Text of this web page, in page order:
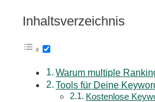
Inhaltsverzeichnis
Warum multiple
Tools für Deine
Kostenlose